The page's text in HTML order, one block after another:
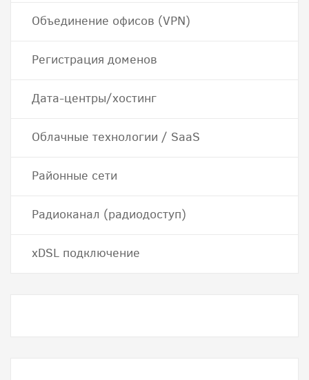
Объединение офисов (VPN)
Регистрация доменов
Дата-центры/хостинг
Облачные технологии / SaaS
Районные сети
Радиоканал (радиодоступ)
хDSL подключение